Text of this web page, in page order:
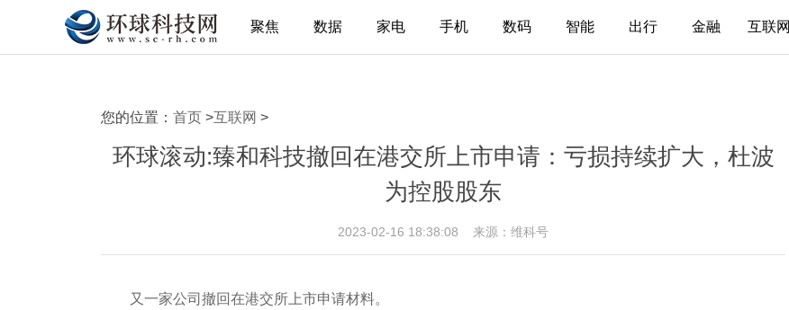
聚焦 数据 家电 手机 数码 智能 出行 金融 互联网
您的位置： 首页 >互联网 >
环球滚动:臻和科技撤回在港交所上市申请：亏损持续扩大，杜波
为控股股东
2023-02-16 18:38:08 来源：维科号
又一家公司撤回在港交所上市申请材料。